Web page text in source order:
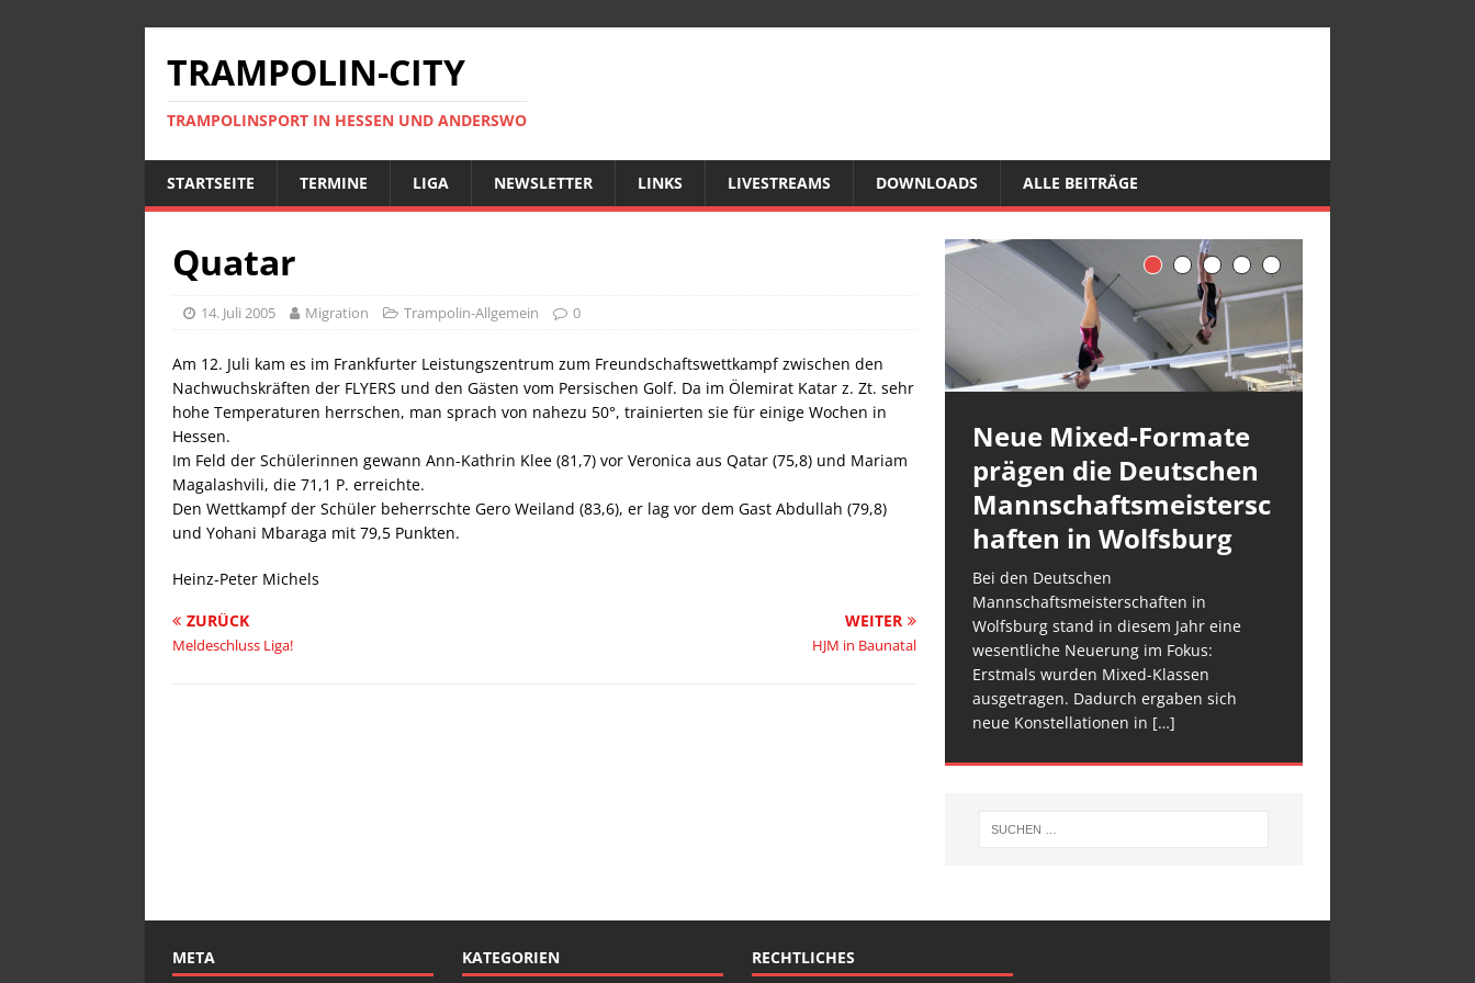
TRAMPOLIN-CITY
TRAMPOLINSPORT IN HESSEN UND ANDERSWO
STARTSEITE TERMINE LIGA NEWSLETTER LINKS LIVESTREAMS DOWNLOADS ALLE BEITRÄGE
Quatar
14. Juli 2005 Migration Trampolin-Allgemein 0
Am 12. Juli kam es im Frankfurter Leistungszentrum zum Freundschaftswettkampf zwischen den
Nachwuchskräften der FLYERS und den Gästen vom Persischen Golf. Da im Ölemirat Katar z. Zt. sehr
hohe Temperaturen herrschen, man sprach von nahezu 50°, trainierten sie für einige Wochen in
Hessen.
Im Feld der Schülerinnen gewann Ann-Kathrin Klee (81,7) vor Veronica aus Qatar (75,8) und Mariam
Magalashvili, die 71,1 P. erreichte.
Den Wettkampf der Schüler beherrschte Gero Weiland (83,6), er lag vor dem Gast Abdullah (79,8)
und Yohani Mbaraga mit 79,5 Punkten.
Heinz-Peter Michels
ZURÜCK
Meldeschluss Liga!
WEITER
HJM in Baunatal
Neue Mixed-Formate
prägen die Deutschen
Mannschaftsmeistersc
haften in Wolfsburg
Bei den Deutschen
Mannschaftsmeisterschaften in
Wolfsburg stand in diesem Jahr eine
wesentliche Neuerung im Fokus:
Erstmals wurden Mixed-Klassen
ausgetragen. Dadurch ergaben sich
neue Konstellationen in […]
META KATEGORIEN RECHTLICHES